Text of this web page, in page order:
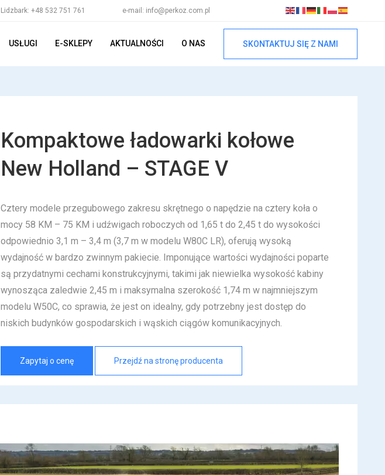
Lidzbark: +48 532 751 761 e-mail: info@perkoz.com.pl
USŁUGI E-SKLEPY AKTUALNOŚCI O NAS SKONTAKTUJ SIĘ Z NAMI
Kompaktowe ładowarki kołowe
New Holland – STAGE V
Cztery modele przegubowego zakresu skrętnego o napędzie na cztery koła o
mocy 58 KM – 75 KM i udźwigach roboczych od 1,65 t do 2,45 t do wysokości
odpowiednio 3,1 m – 3,4 m (3,7 m w modelu W80C LR), oferują wysoką
wydajność w bardzo zwinnym pakiecie. Imponujące wartości wydajności poparte
są przydatnymi cechami konstrukcyjnymi, takimi jak niewielka wysokość kabiny
wynosząca zaledwie 2,45 m i maksymalna szerokość 1,74 m w najmniejszym
modelu W50C, co sprawia, że jest on idealny, gdy potrzebny jest dostęp do
niskich budynków gospodarskich i wąskich ciągów komunikacyjnych.
Zapytaj o cenę Przejdź na stronę producenta